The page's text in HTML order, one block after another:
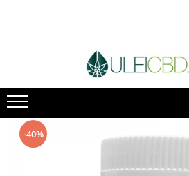
Capsule CBD
Ulei Ozonat cu CBD
CBD Animale
Pasta CBD
-40%